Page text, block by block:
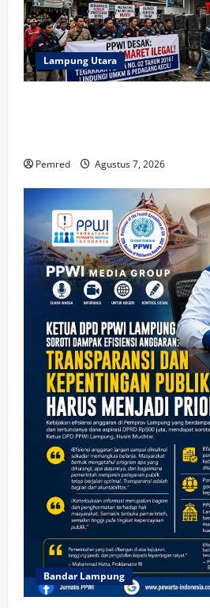
Lampung Utara
Pemred Agustus 7, 2026
Bandar Lampung